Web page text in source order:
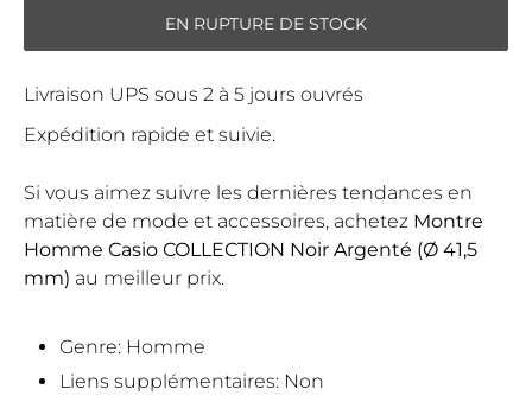
EN RUPTURE DE STOCK
Livraison UPS sous 2 à 5 jours ouvrés
Expédition rapide et suivie.
Si vous aimez suivre les dernières tendances en
matière de mode et accessoires, achetez Montre
Homme Casio COLLECTION Noir Argenté (Ø 41,5
mm) au meilleur prix.
Genre: Homme
Liens supplémentaires: Non